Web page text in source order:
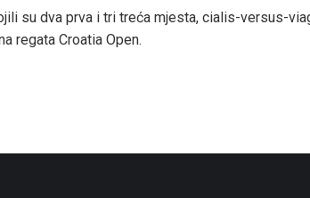
su dva prva i tri treća mjesta, cialis-versus-
regata Croatia Open.